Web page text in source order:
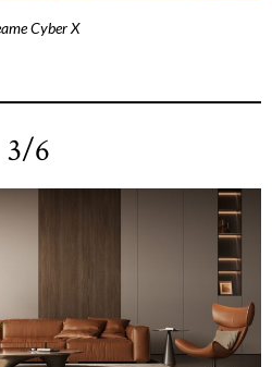
Cyber X
3/6